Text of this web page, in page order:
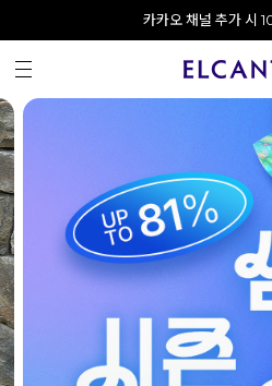
오전 10시 이전 결제 완
회원가입 시 최대
카카오 채널 추가 시